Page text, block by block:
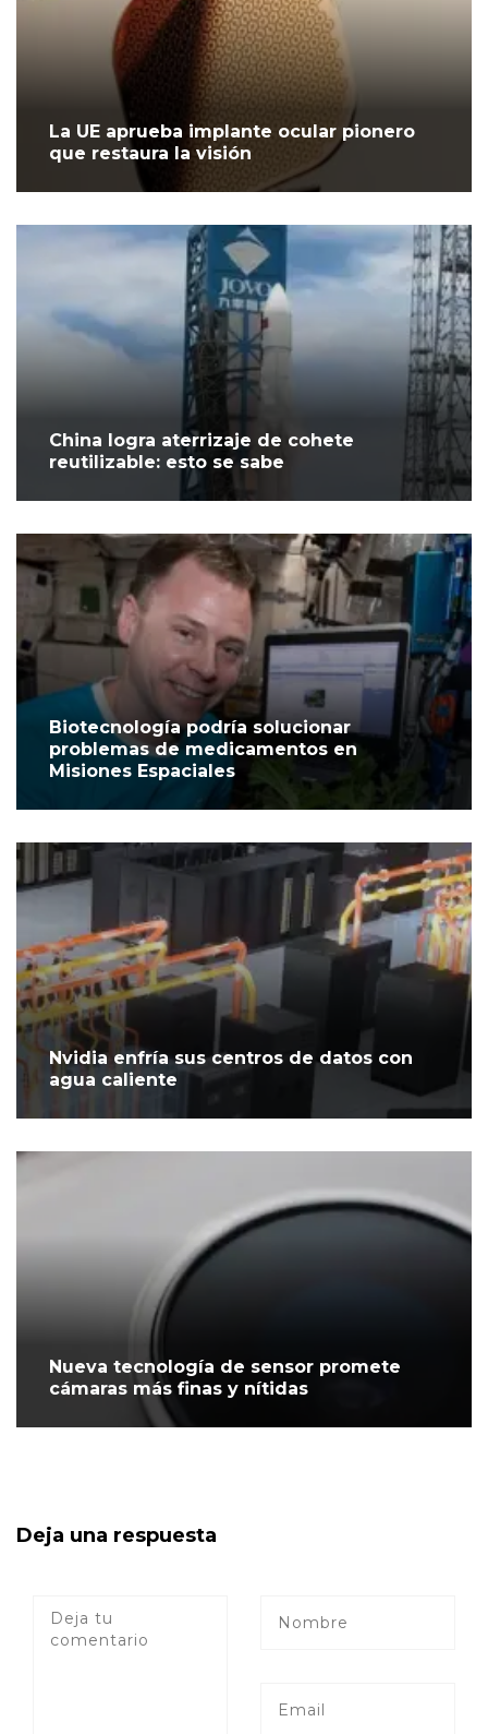
La UE aprueba implante ocular pionero
que restaura la visión
China logra aterrizaje de cohete
reutilizable: esto se sabe
Biotecnología podría solucionar
problemas de medicamentos en
Misiones Espaciales
Nvidia enfría sus centros de datos con
agua caliente
Nueva tecnología de sensor promete
cámaras más finas y nítidas
Deja una respuesta